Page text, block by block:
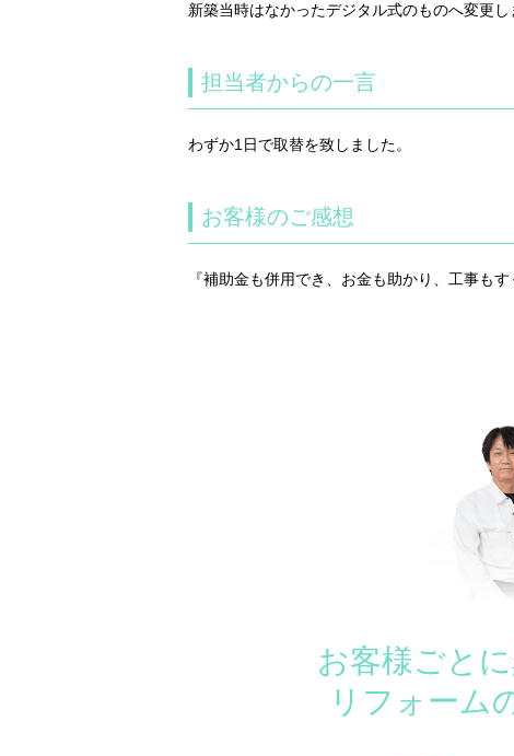
新築当時はなかったデジタル式のものへ変更
担当者からの一言
わずか1日で取替を致しました。
お客様のご感想
『補助金も併用でき、お金も助かり、工事も
お客様ごと
リフォーム